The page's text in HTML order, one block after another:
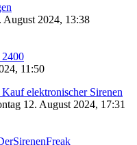
August 2024, 13:38
11:50
elektronischer Sirenen
12. August 2024, 17:31